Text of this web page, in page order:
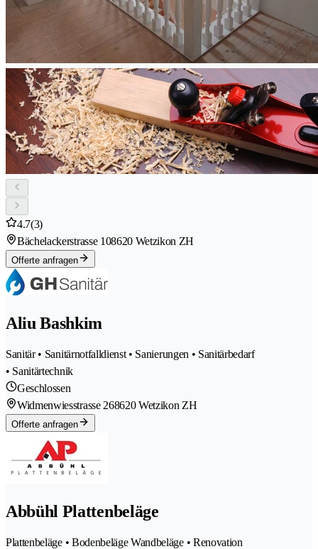
4.7(3)
Bächelackerstrasse 108620 Wetzikon ZH
Offerte anfragen
Aliu Bashkim
Sanitär • Sanitärnotfalldienst • Sanierungen • Sanitärbedarf
• Sanitärtechnik
Geschlossen
Widmenwiesstrasse 268620 Wetzikon ZH
Offerte anfragen
Abbühl Plattenbeläge
Plattenbeläge • Bodenbeläge Wandbeläge • Renovation